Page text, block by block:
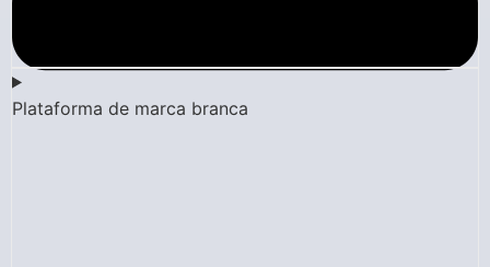
Plataforma de marca branca